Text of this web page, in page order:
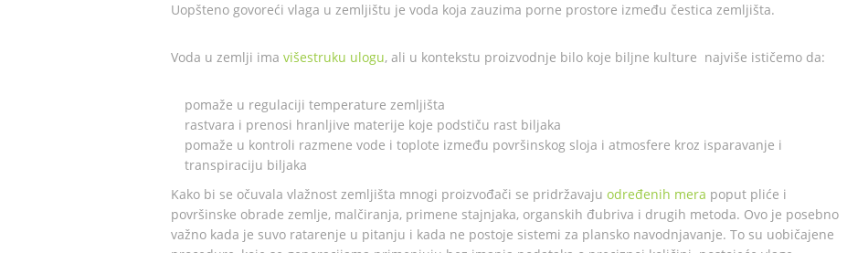
Uopšteno govoreći vlaga u zemljištu je voda koja zauzima porne prostore između čestica zemljišta.
Voda u zemlji ima višestruku ulogu, ali u kontekstu proizvodnje bilo koje biljne kulture najviše ističemo da:
pomaže u regulaciji temperature zemljišta
rastvara i prenosi hranljive materije koje podstiču rast biljaka
pomaže u kontroli razmene vode i toplote između površinskog sloja i atmosfere kroz isparavanje i
transpiraciju biljaka
Kako bi se očuvala vlažnost zemljišta mnogi proizvođači se pridržavaju određenih mera poput pliće i
površinske obrade zemlje, malčiranja, primene stajnjaka, organskih đubriva i drugih metoda. Ovo je posebno
važno kada je suvo ratarenje u pitanju i kada ne postoje sistemi za plansko navodnjavanje. To su uobičajene